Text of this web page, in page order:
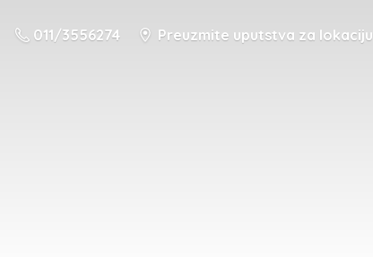
011/3556274 Preuzmite uputstva za lokaciju